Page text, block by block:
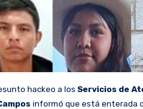
hackeo a los Servicios de
informó que está enterada